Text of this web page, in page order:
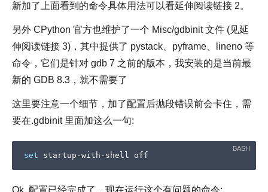
新加了上面看到的命令具体用法可以看延伸阅读链接 2。
另外 CPython 官方也维护了一个 Misc/gdbinit 文件 (见延
伸阅读链接 3)，其中提供了 pystack、pyframe、lineno 等
命令，它们是针对 gdb 7 之前的版本，我安装的是当前最
新的 GDB 8.3，就不需要了
这里要注意一个细节，加了配置后抛段错误前会卡住，需
要在.gdbinit 里面加这么一句:
set
Ok, 配置已经完成了，现在运行这个有问题的命令: